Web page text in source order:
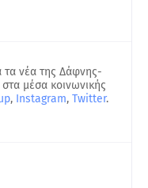
τα νέα της Δάφνης-
μέσα κοινωνικής
, Instagram, Twitter.